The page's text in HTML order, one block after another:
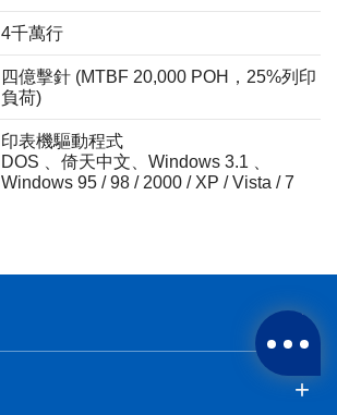
4千萬行
四億擊針 (MTBF 20,000 POH，25%列印
負荷)
印表機驅動程式
DOS 、倚天中文、Windows 3.1 、
Windows 95 / 98 / 2000 / XP / Vista / 7